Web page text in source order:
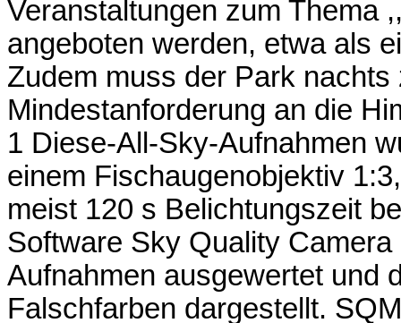
Veranstaltungen zum Thema
angeboten werden, etwa als
Zudem muss der Park
Mindestanforderung an die
1 Diese-All-Sky-Aufnahmen
einem Fischaugenobjektiv
meist 120 s Belichtungszeit
Software Sky Quality
Aufnahmen ausgewertet und
Falschfarben dargestellt.